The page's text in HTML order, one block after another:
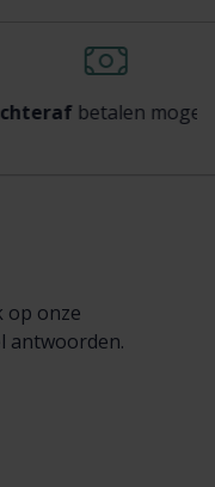
betalen mogelijk
op onze
antwoorden.